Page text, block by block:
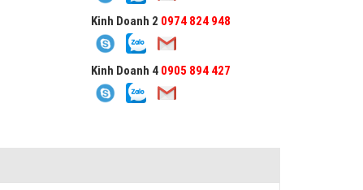
Kinh Doanh 2 0974 824 948
Kinh Doanh 4 0905 894 427